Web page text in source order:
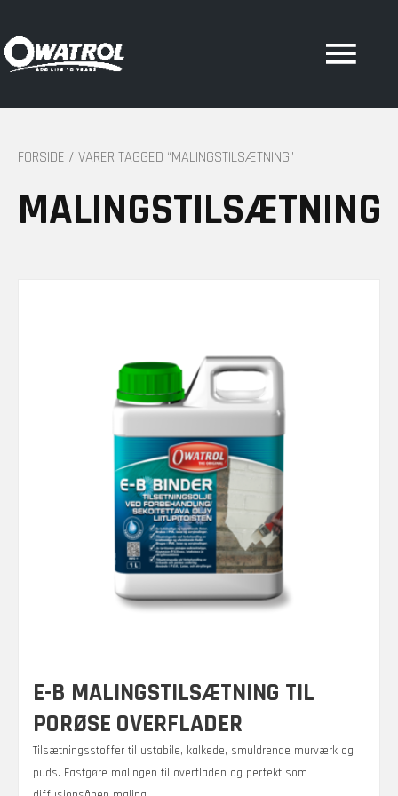
FORSIDE / VARER TAGGED “MALINGSTILSÆTNING”
MALINGSTILSÆTNING
E-B MALINGSTILSÆTNING TIL
PORØSE OVERFLADER
Tilsætningsstoffer til ustabile, kalkede, smuldrende murværk og
puds. Fastgøre malingen til overfladen og perfekt som